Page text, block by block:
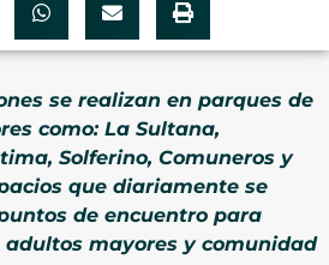
se realizan en parques de
como: La Sultana,
Solferino, Comuneros y
que diariamente se
de encuentro para
adultos mayores y comunidad